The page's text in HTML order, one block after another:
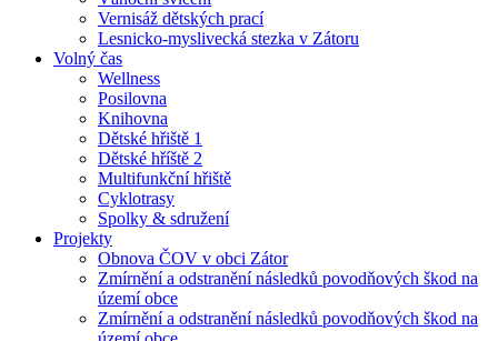
Vernisáž dětských prací
Lesnicko-myslivecká stezka v Zátoru
Volný čas
Wellness
Posilovna
Knihovna
Dětské hřiště 1
Dětské hříště 2
Multifunkční hřiště
Cyklotrasy
Spolky & sdružení
Projekty
Obnova ČOV v obci Zátor
Zmírnění a odstranění následků povodňových škod na
území obce
Zmírnění a odstranění následků povodňových škod na